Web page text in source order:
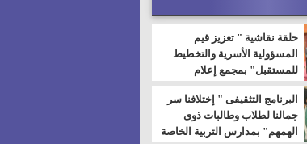
حلقة نقاشية " تعزيز قيم
المسؤولية الأسرية والتخطيط
للمستقبل" بمجمع إعلام
السويس
البرنامج التثقيفى " إختلافنا سر
جمالنا لطلاب وطالبات ذوى
الهمهم" بمدارس التربية الخاصة